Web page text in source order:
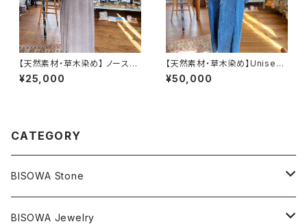
【天然素材・草木染め】 ノースリ
ーブワンピース バンブー
¥25,000
【天然素材・草木染め】Unisex
カシュクール ヘンプコットン
¥50,000
CATEGORY
BISOWA Stone
マスタークリスタル / 水晶
BISOWA Jewelry